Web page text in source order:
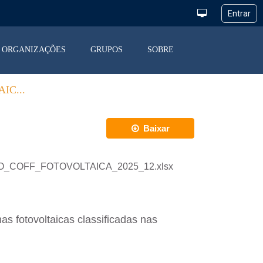
ORGANIZAÇÕES GRUPOS SOBRE
Baixar
fotovoltaicas classificadas nas